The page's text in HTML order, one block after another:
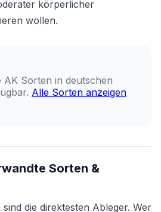
körperlicher
wollen.
AK Sorten in deutschen
Alle Sorten anzeigen
Sorten &
die direktesten Ableger. Wer